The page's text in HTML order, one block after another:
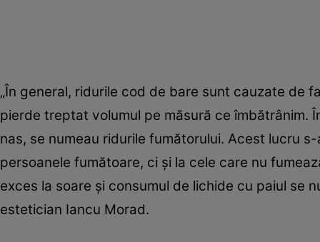
„În general, ridurile cod de bare sunt cauzate de
pierde treptat volumul pe măsură ce
nas, se numeau ridurile fumătorului. Acest lucru
persoanele fumătoare, ci și la cele care nu
exces la soare și consumul de lichide cu paiul se
estetician Iancu Morad.